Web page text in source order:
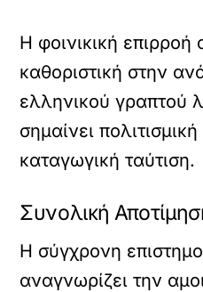
Η φοινικική
καθοριστική στην
ελληνικού γραπτού
σημαίνει
καταγωγική ταύτιση.
Συνολική
Η σύγχρονη
αναγνωρίζει την